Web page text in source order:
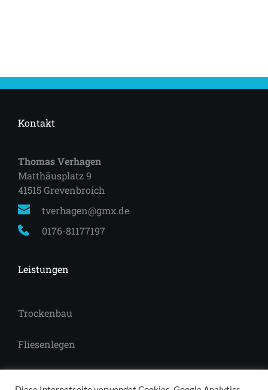
Kontakt
Thomas Verhagen
Matthäusplatz 9
41515 Grevenbroich
tverhagen@gmx.de
0176-81177197
Leistungen
Trockenbau
Fliesenlegen